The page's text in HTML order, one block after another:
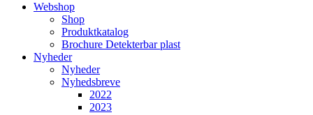
Webshop
Shop
Produktkatalog
Brochure Detekterbar plast
Nyheder
Nyheder
Nyhedsbreve
2022
2023